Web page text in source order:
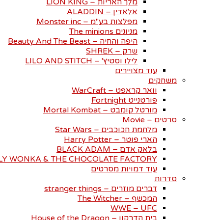
מלך האריות – LION KING
אלאדין – ALADDIN
מפלצות בע"מ – Monster inc
מניונים The minions
היפה והחיה – Beauty And The Beast
שרק – SHREK
לילו וסטיץ' – LILO AND STITCH
עוד מצויירים
משחקים
וואר קראפט – WarCraft
פורטנייט Fortnight
מורטל קומבט – Mortal Kombat
סרטים – Movie
מלחמת הכוכבים – Star Wars
הארי פוטר – Harry Potter
בלאק אדם – BLACK ADAM
WONKA & THE CHOCOLATE FACTORY
עוד דמויות מסרטים
סדרות
דברים מוזרים – stranger things
המכשף – The Witcher
WWE – UFC
בית הדרקון – House of the Dragon